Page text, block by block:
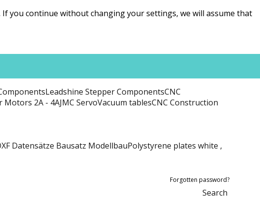
you continue without changing your settings, we will assume that
Leadshine Stepper ComponentsCNC
Motors 2A - 4AJMC ServoVacuum tablesCNC Construction
Datensätze Bausatz ModellbauPolystyrene plates white ,
Search
Forgotten password?